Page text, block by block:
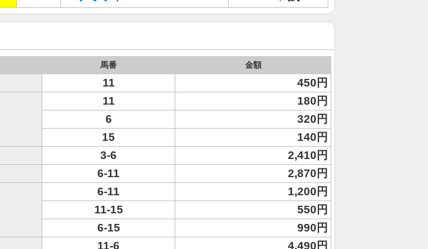
馬番 金額
11 450円
11
180円
6
320円
15
140円
3-6
2,410円
6-11 2,870円
6-11
1,200円
11-15
550円
6-15
990円
11-6
4,490円